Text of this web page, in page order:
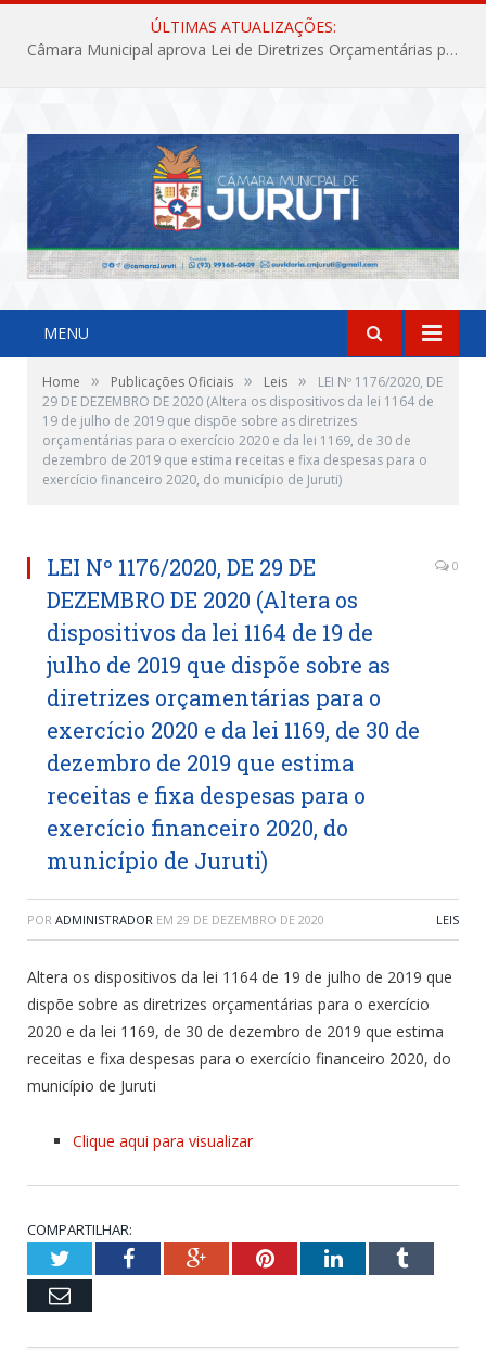
ÚLTIMAS ATUALIZAÇÕES:
Câmara Municipal aprova Lei de Diretrizes Orçamentárias para o exercício financeiro de 2027
MENU
Home » Publicações Oficiais » Leis »
LEI Nº 1176/2020, DE
29 DE DEZEMBRO DE 2020 (Altera os dispositivos da lei 1164 de
19 de julho de 2019 que dispõe sobre as diretrizes
orçamentárias para o exercício 2020 e da lei 1169, de 30 de
dezembro de 2019 que estima receitas e fixa despesas para o
exercício financeiro 2020, do município de Juruti)
LEI Nº 1176/2020, DE 29 DE
DEZEMBRO DE 2020 (Altera os
dispositivos da lei 1164 de 19 de
julho de 2019 que dispõe sobre as
diretrizes orçamentárias para o
exercício 2020 e da lei 1169, de 30 de
dezembro de 2019 que estima
receitas e fixa despesas para o
exercício financeiro 2020, do
município de Juruti)
0
POR ADMINISTRADOR EM 29 DE DEZEMBRO DE 2020 LEIS
Altera os dispositivos da lei 1164 de 19 de julho de 2019 que
dispõe sobre as diretrizes orçamentárias para o exercício
2020 e da lei 1169, de 30 de dezembro de 2019 que estima
receitas e fixa despesas para o exercício financeiro 2020, do
município de Juruti
Clique aqui para visualizar
COMPARTILHAR:
TwitterFacebookGoogle+PinterestLinkedInTumblr
Email